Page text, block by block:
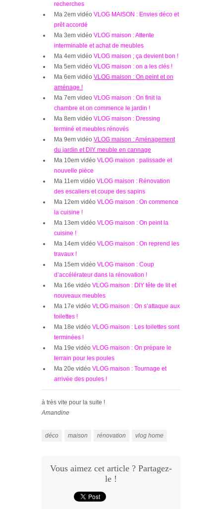
recherches
Ma 2em vidéo VLOG MAISON : Envies déco et
prêt accordé
Ma 3em vidéo VLOG maison : Attente
interminable et achat de meubles
Ma 4em vidéo VLOG maison ; ça devient bon !
Ma 5em vidéo VLOG maison : on a les clés !
Ma 6em vidéo VLOG maison : On peint et on
aménage !
Ma 7em video VLOG maison : On finit la
chambre et on commence le jardin !
Ma 8em vidéo VLOG maison : Dressing
terminé et meubles rénovés
Ma 9em vidéo VLOG maison : Aménagement
du jardin et DIY meuble en cannage
Ma 10em vidéo VLOG maison : palissade et
nouvelle pièce
Ma 11em vidéo VLOG maison : Rénovation
des escaliers et coupe des sapins
Ma 12em vidéo VLOG maison : On commence
la cuisine !
Ma 13em vidéo VLOG maison : On peint la
cuisine !
Ma 14em vidéo VLOG maison : On reprend les
travaux !
Ma 15em vidéo VLOG maison : Coup
d’accélérateur dans la rénovation !
Ma 16e vidéo VLOG maison : DIY tête de lit et
nouveaux meubles
Ma 17e vidéo VLOG maison : On s’attaque aux
toilettes !
Ma 18e vidéo VLOG maison : Les toilettes sont
terminées !
Ma 19e vidéo VLOG maison : On prépare le
terrain pour les poules
Ma 20e vidéo VLOG maison : Tournage et
arrivée des poules !
à très vite pour la suite !
Amandine
déco maison rénovation vlog home
Vous aimez cet article ? Partagez-
le !